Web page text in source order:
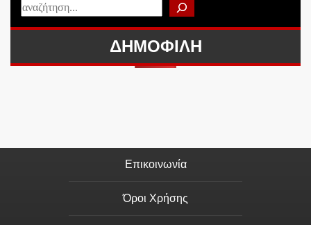
ΔΗΜΟΦΙΛΗ
Επικοινωνία
Όροι Χρήσης